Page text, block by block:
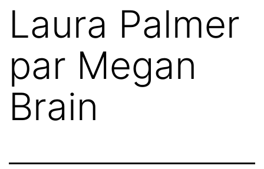
Laura Palmer
par Megan
Brain